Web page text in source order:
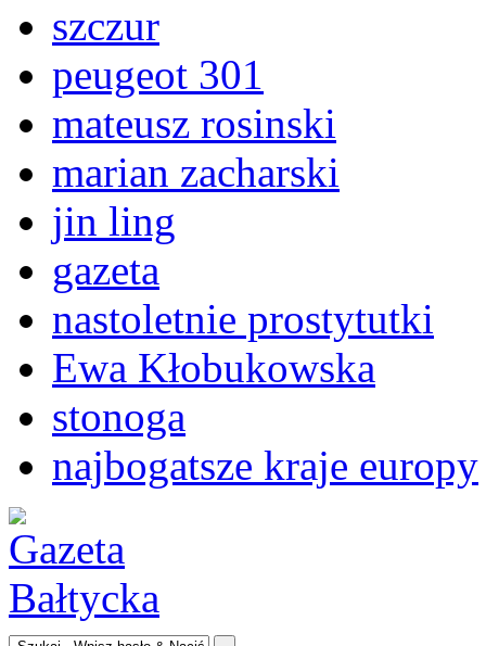
szczur
peugeot 301
mateusz rosinski
marian zacharski
jin ling
gazeta
nastoletnie prostytutki
Ewa Kłobukowska
stonoga
najbogatsze kraje europy